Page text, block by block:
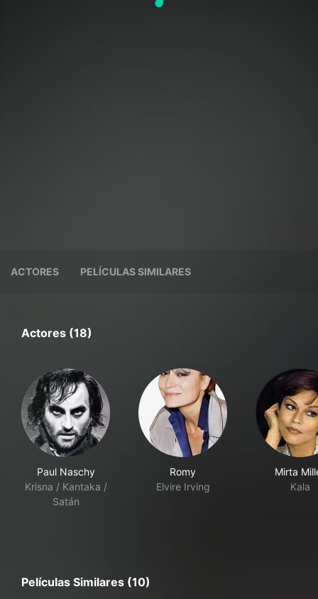
ACTORES PELÍCULAS SIMILARES
Actores (18)
Paul Naschy
Krisna / Kantaka /
Satán
Romy
Elvire Irving
Mirta
Kala
Películas Similares (10)